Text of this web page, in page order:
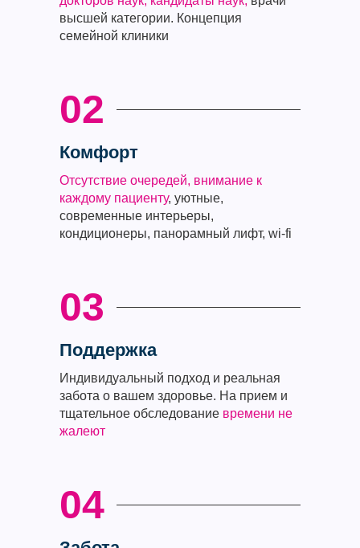
высшей категории. Концепция
семейной клиники
02
Комфорт
Отсутствие очередей, внимание к
каждому пациенту, уютные,
современные интерьеры,
кондиционеры, панорамный лифт, wi-fi
03
Поддержка
Индивидуальный подход и реальная
забота о вашем здоровье. На прием и
тщательное обследование времени не
жалеют
04